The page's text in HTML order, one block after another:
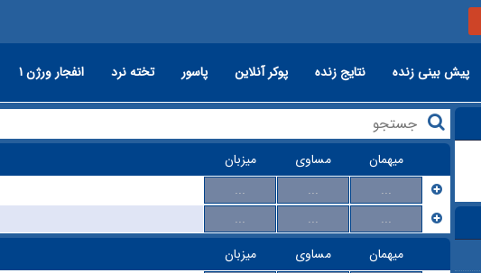
پیش بینی زنده نتایج زنده پوکر آنلاین پاسور تخته نرد انفجار ورژن ۱
میزبان مساوی
میهمان
... ...
...
... ...
...
میزبان مساوی
میهمان